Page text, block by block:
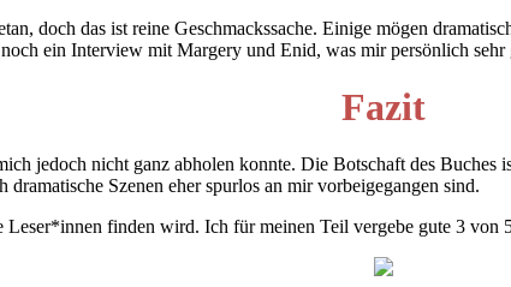
doch das ist reine Geschmackssache. Einige mögen
ein Interview mit Margery und Enid, was mir persönlich sehr
Fazit
jedoch nicht ganz abholen konnte. Die Botschaft des
Szenen eher spurlos an mir vorbeigegangen sind.
Leser*innen finden wird. Ich für meinen Teil vergebe gute 3 von